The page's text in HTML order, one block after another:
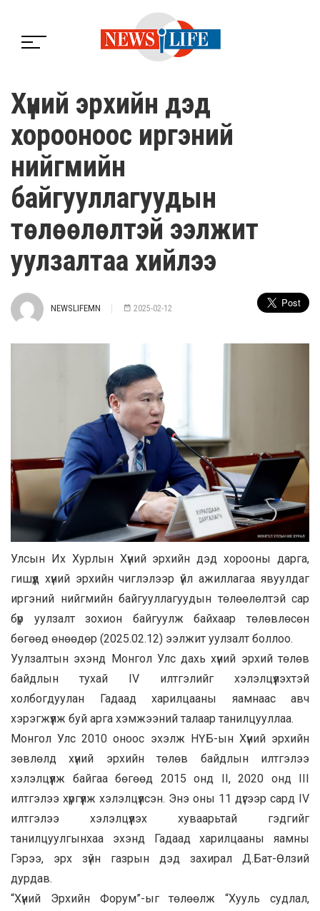
Хүний эрхийн дэд
хорооноос иргэний
нийгмийн
байгууллагуудын
төлөөлөлтэй ээлжит
уулзалтаа хийлээ
NEWSLIFEMN 2025-02-12
Улсын Их Хурлын Хүний эрхийн дэд хорооны дарга,
гишүүд хүний эрхийн чиглэлээр үйл ажиллагаа явуулдаг
иргэний нийгмийн байгууллагуудын төлөөлөлтэй сар
бүр уулзалт зохион байгуулж байхаар төлөвлөсөн
бөгөөд өнөөдөр (2025.02.12) ээлжит уулзалт боллоо.
Уулзалтын эхэнд Монгол Улс дахь хүний эрхий төлөв
байдлын тухай IV илтгэлийг хэлэлцүүлэхтэй
холбогдуулан Гадаад харилцааны яамнаас авч
хэрэгжүүлж буй арга хэмжээний талаар танилцууллаа.
Монгол Улс 2010 оноос эхэлж НҮБ-ын Хүний эрхийн
зөвлөлд хүний эрхийн төлөв байдлын илтгэлээ
хэлэлцүүлж байгаа бөгөөд 2015 онд II, 2020 онд III
илтгэлээ хүргүүлж хэлэлцүүлсэн. Энэ оны 11 дүгээр сард IV
илтгэлээ хэлэлцүүлэх хуваарьтай гэдгийг
танилцуулгынхаа эхэнд Гадаад харилцааны яамны
Гэрээ, эрх зүйн газрын дэд захирал Д.Бат-Өлзий
дурдав.
“Хүний Эрхийн Форум”-ыг төлөөлж “Хууль судлал,